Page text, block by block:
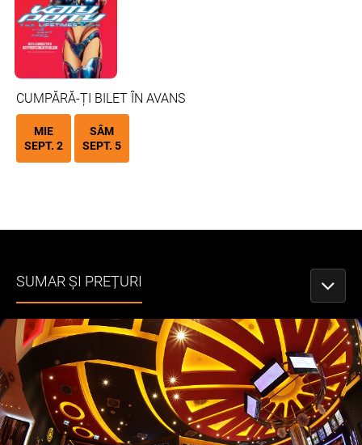
CUMPĂRĂ-ȚI BILET ÎN AVANS
MIE
SEPT. 2
SÂM
SEPT. 5
SUMAR ȘI PREȚURI